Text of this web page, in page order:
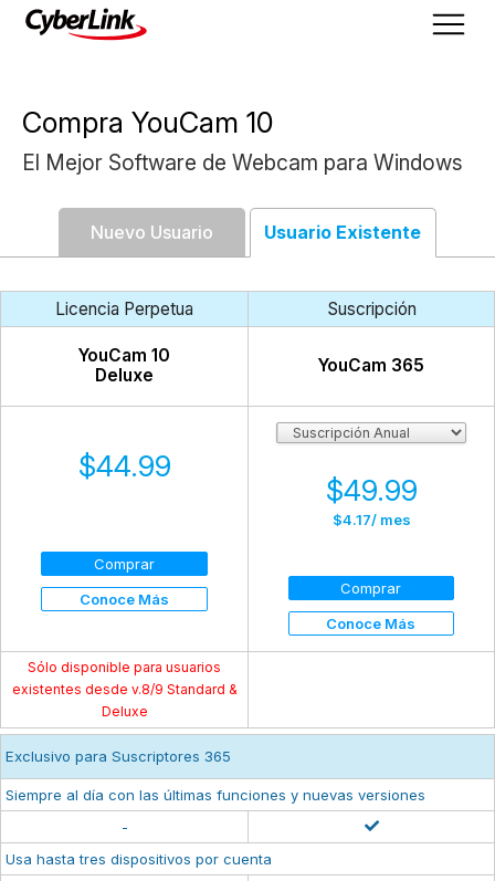
Compra YouCam 10
El Mejor Software de Webcam para Windows
Nuevo Usuario Usuario Existente
Licencia Perpetua Suscripción
YouCam 10
Deluxe
YouCam 365
$44.99
Comprar
Conoce Más
$49.99
$4.17/ mes
Comprar
Conoce Más
Sólo disponible para usuarios
existentes desde v.8/9 Standard &
Deluxe
Exclusivo para Suscriptores 365
Siempre al día con las últimas funciones y nuevas versiones
-
Usa hasta tres dispositivos por cuenta